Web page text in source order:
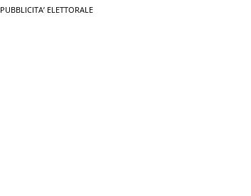
PUBBLICITA’ ELETTORALE